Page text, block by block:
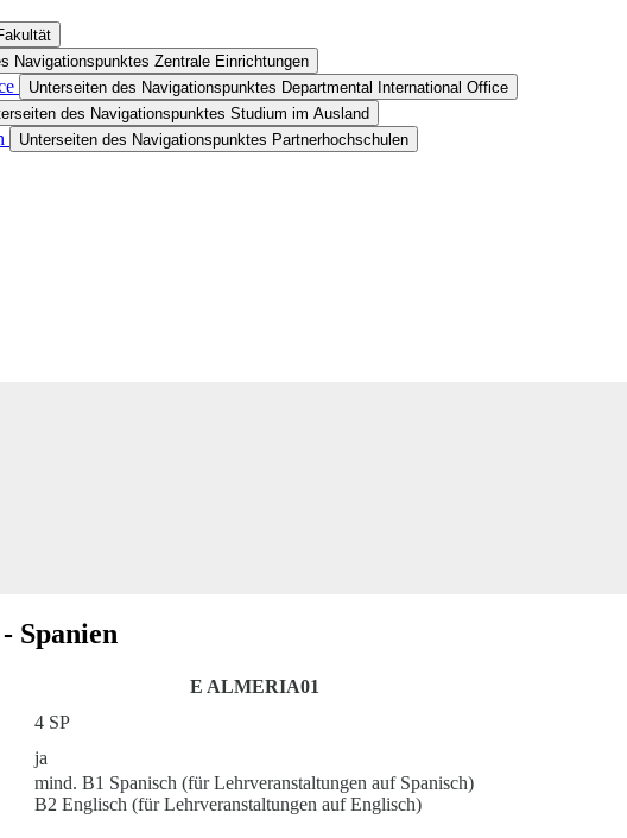
Navigationspunktes Zentrale Einrichtungen
Unterseiten des Navigationspunktes Departmental International Office
des Navigationspunktes Studium im Ausland
Unterseiten des Navigationspunktes Partnerhochschulen
Spanien
E ALMERIA01
4 SP
ja
mind. B1 Spanisch (für Lehrveranstaltungen auf Spanisch)
B2 Englisch (für Lehrveranstaltungen auf Englisch)